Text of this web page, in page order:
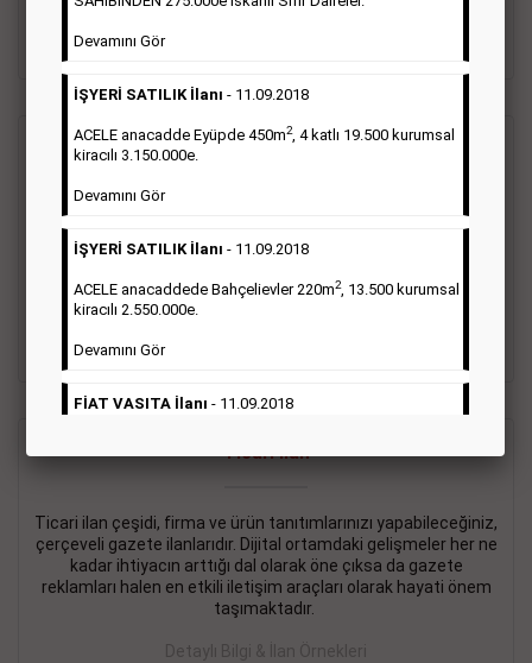
Detaylı Bilgi & İlan Örnekleri
Vasıta İlanı
Sarı sayfa ilanlar alım- satım, duyuru, mini reklam şeklinde
ifade edilebilen ilanlardır. Gazetelerin tirajını önemli ölçüde
etkilerler ve gazete gelirlerinin de önemli bir bölümünü
oluştururlar.Sabah sarı sayfa eleman ilanlarında 6 kelime
sayısı şartı aranmamaktadır.
Detaylı Bilgi & İlan Örnekleri
Ticari İlan
Ticari ilan çeşidi, firma ve ürün tanıtımlarınızı yapabileceğiniz,
çerçeveli gazete ilanlarıdır. Dijital ortamdaki gelişmeler her ne
kadar ihtiyacın arttığı dal olarak öne çıksa da gazete
reklamları halen en etkili iletişim araçları olarak hayati önem
taşımaktadır.
Detaylı Bilgi & İlan Örnekleri
Devamını Gör
İŞYERİ SATILIK İlanı - 11.09.2018
ACELE anacadde Eyüpde 450m2, 4 katlı 19.500 kurumsal
kiracılı 3.150.000e.
Devamını Gör
İŞYERİ SATILIK İlanı - 11.09.2018
ACELE anacaddede Bahçelievler 220m2, 13.500 kurumsal
kiracılı 2.550.000e.
Devamını Gör
FİAT VASITA İlanı - 11.09.2018
2.800.000e kurumsal mağaza.
BAKIRKÖY SATILIK İlanı- 11.09.2018
KARTALTEPEde kelepir 2+ 1 satılık daire